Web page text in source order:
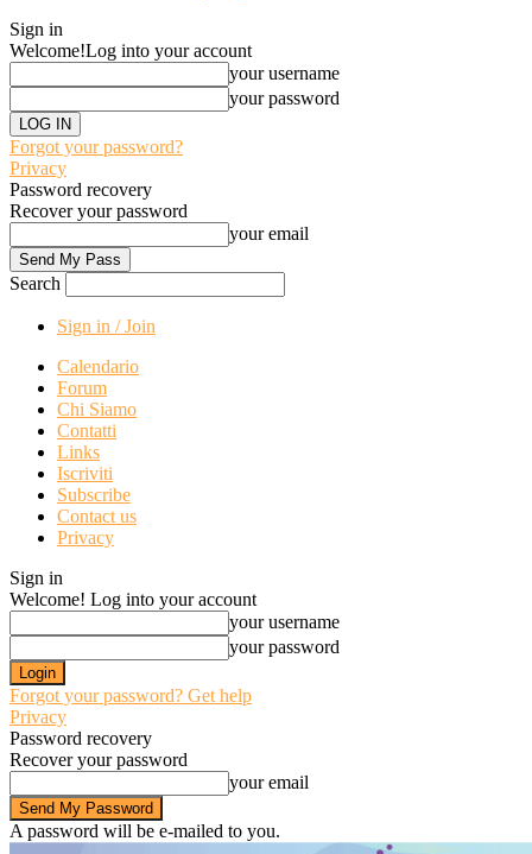
Sign in
Welcome!Log into your account
your username
your password
Forgot your password?
Privacy
Password recovery
Recover your password
your email
Search
Sign in / Join
Calendario
Forum
Chi Siamo
Contatti
Links
Iscriviti
Subscribe
Contact us
Privacy
Sign in
Welcome! Log into your account
your username
your password
Forgot your password? Get help
Privacy
Password recovery
Recover your password
your email
A password will be e-mailed to you.